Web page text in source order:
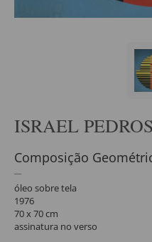
ISRAEL
Composição
óleo sobre tela
1976
70 x 70 cm
assinatura no verso